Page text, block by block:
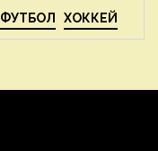
ФУТБОЛ ХОККЕЙ